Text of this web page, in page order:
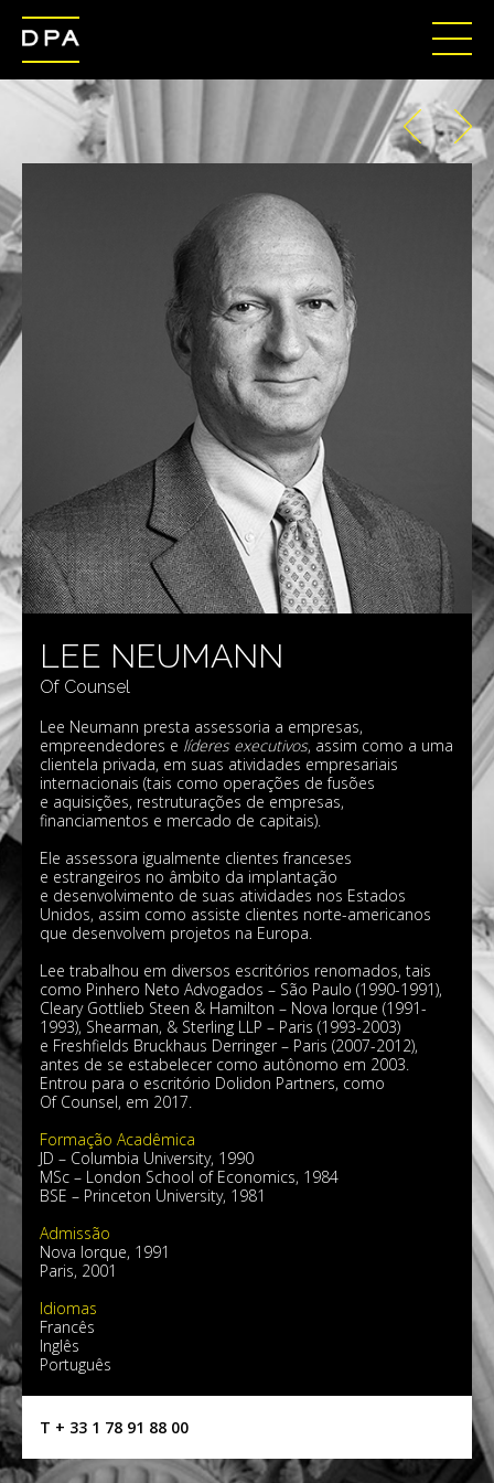
LEE NEUMANN
Of Counsel
Lee Neumann presta assessoria a empresas,
empreendedores e líderes executivos, assim como a uma
clientela privada, em suas atividades empresariais
internacionais (tais como operações de fusões
e aquisições, restruturações de empresas,
financiamentos e mercado de capitais).
Ele assessora igualmente clientes franceses
e estrangeiros no âmbito da implantação
e desenvolvimento de suas atividades nos Estados
Unidos, assim como assiste clientes norte-americanos
que desenvolvem projetos na Europa.
Lee trabalhou em diversos escritórios renomados, tais
como Pinhero Neto Advogados – São Paulo (1990-1991),
Cleary Gottlieb Steen & Hamilton – Nova Iorque (1991-
1993), Shearman, & Sterling LLP – Paris (1993-2003)
e Freshfields Bruckhaus Derringer – Paris (2007-2012),
antes de se estabelecer como autônomo em 2003.
Entrou para o escritório Dolidon Partners, como
Of Counsel, em 2017.
Formação Acadêmica
JD – Columbia University, 1990
MSc – London School of Economics, 1984
BSE – Princeton University, 1981
Admissão
Nova Iorque, 1991
Paris, 2001
Idiomas
Francês
Inglês
Português
T + 33 1 78 91 88 00